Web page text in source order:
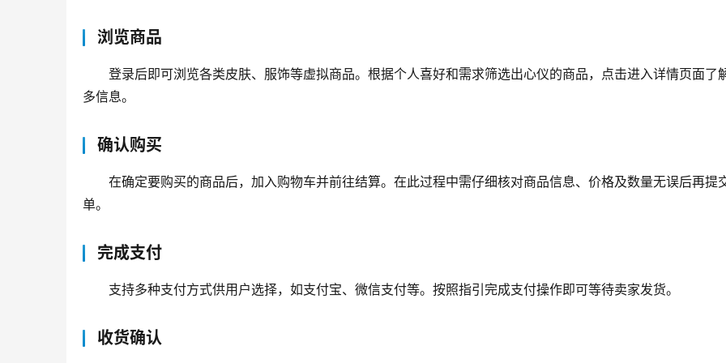
浏览商品
登录后即可浏览各类皮肤、服饰等虚拟商品。根据个人喜好和需求筛选出心仪的商品，点击进入详情页面了
多信息。
确认购买
在确定要购买的商品后，加入购物车并前往结算。在此过程中需仔细核对商品信息、价格及数量无误后再提
单。
完成支付
支持多种支付方式供用户选择，如支付宝、微信支付等。按照指引完成支付操作即可等待卖家发货。
收货确认